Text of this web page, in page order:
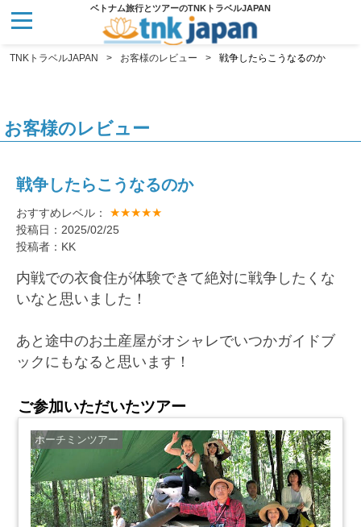
ベトナム旅行とツアーのTNKトラベルJAPAN
TNKトラベルJAPAN お客様のレビュー 戦争したらこうなるのか
お客様のレビュー
戦争したらこうなるのか
おすすめレベル： ★★★★★
投稿日：2025/02/25
投稿者：KK
内戦での衣食住が体験できて絶対に戦争したくな
いなと思いました！
あと途中のお土産屋がオシャレでいつかガイドブ
ックにもなると思います！
ご参加いただいたツアー
ホーチミンツアー